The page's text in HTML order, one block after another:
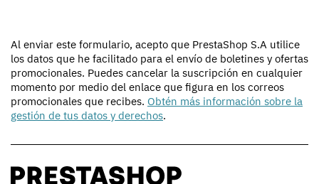
Al enviar este formulario, acepto que PrestaShop S.A utilice
los datos que he facilitado para el envío de boletines y ofertas
promocionales. Puedes cancelar la suscripción en cualquier
momento por medio del enlace que figura en los correos
promocionales que recibes. Obtén más información sobre la
gestión de tus datos y derechos.